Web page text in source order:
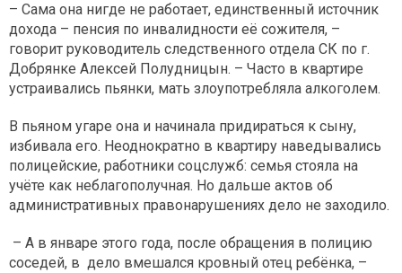
– Сама она нигде не работает, единственный источник
дохода – пенсия по инвалидности её сожителя, –
говорит руководитель следственного отдела СК по г.
Добрянке Алексей Полудницын. – Часто в квартире
устраивались пьянки, мать злоупотребляла алкоголем.
В пьяном угаре она и начинала придираться к сыну,
избивала его. Неоднократно в квартиру наведывались
полицейские, работники соцслужб: семья стояла на
учёте как неблагополучная. Но дальше актов об
административных правонарушениях дело не заходило.
– А в январе этого года, после обращения в полицию
соседей, в дело вмешался кровный отец ребёнка, –